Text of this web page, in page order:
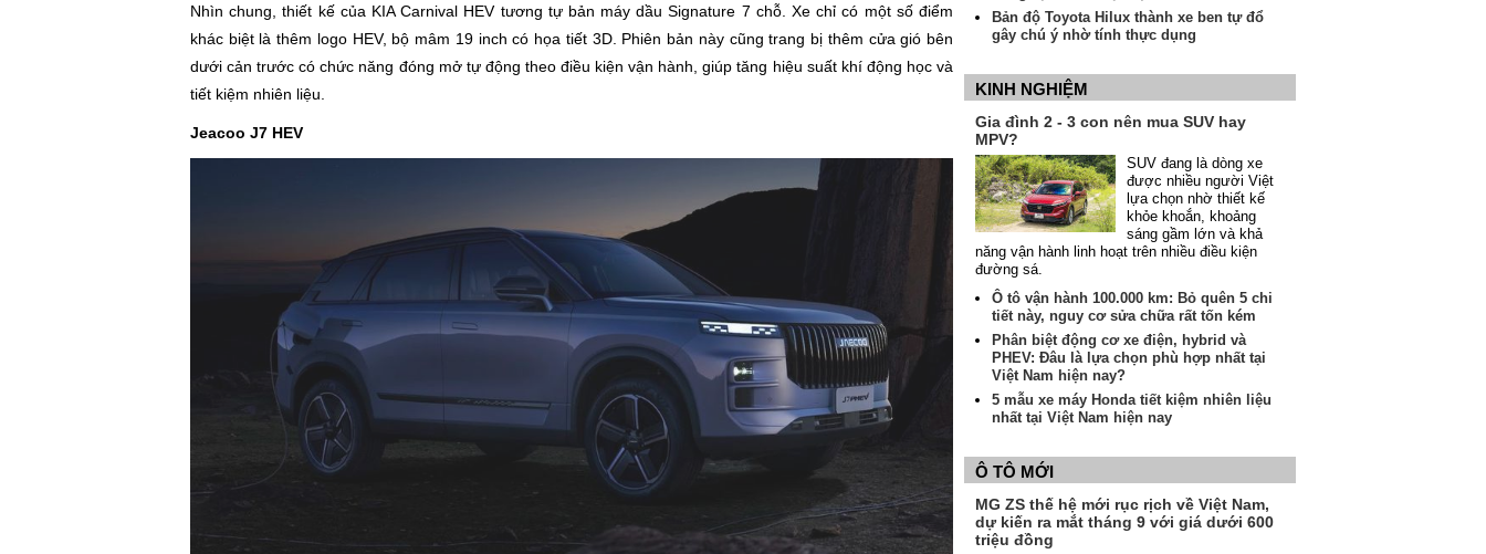
Nhìn chung, thiết kế của KIA Carnival HEV tương tự bản máy dầu Signature 7 chỗ. Xe chỉ có một số điểm
khác biệt là thêm logo HEV, bộ mâm 19 inch có họa tiết 3D. Phiên bản này cũng trang bị thêm cửa gió bên
dưới cản trước có chức năng đóng mở tự động theo điều kiện vận hành, giúp tăng hiệu suất khí động học và
tiết kiệm nhiên liệu.
Jeacoo J7 HEV
Bản độ Toyota Hilux thành xe ben tự đổ
gây chú ý nhờ tính thực dụng
KINH NGHIỆM
Gia đình 2 - 3 con nên mua SUV hay
MPV?
SUV đang là dòng xe
được nhiều người Việt
lựa chọn nhờ thiết kế
khỏe khoắn, khoảng
sáng gầm lớn và khả
năng vận hành linh hoạt trên nhiều điều kiện
đường sá.
Ô tô vận hành 100.000 km: Bỏ quên 5 chi
tiết này, nguy cơ sửa chữa rất tốn kém
Phân biệt động cơ xe điện, hybrid và
PHEV: Đâu là lựa chọn phù hợp nhất tại
Việt Nam hiện nay?
5 mẫu xe máy Honda tiết kiệm nhiên liệu
nhất tại Việt Nam hiện nay
Ô TÔ MỚI
MG ZS thế hệ mới rục rịch về Việt Nam,
dự kiến ra mắt tháng 9 với giá dưới 600
triệu đồng